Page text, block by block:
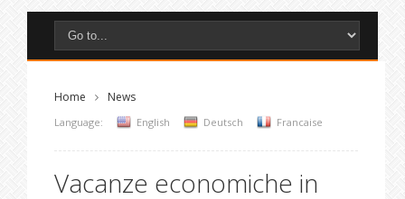
Home News
Language: English Deutsch Francaise
Vacanze economiche in